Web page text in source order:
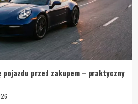
pojazdu przed zakupem – praktyczny